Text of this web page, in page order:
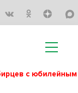
с юбилейным